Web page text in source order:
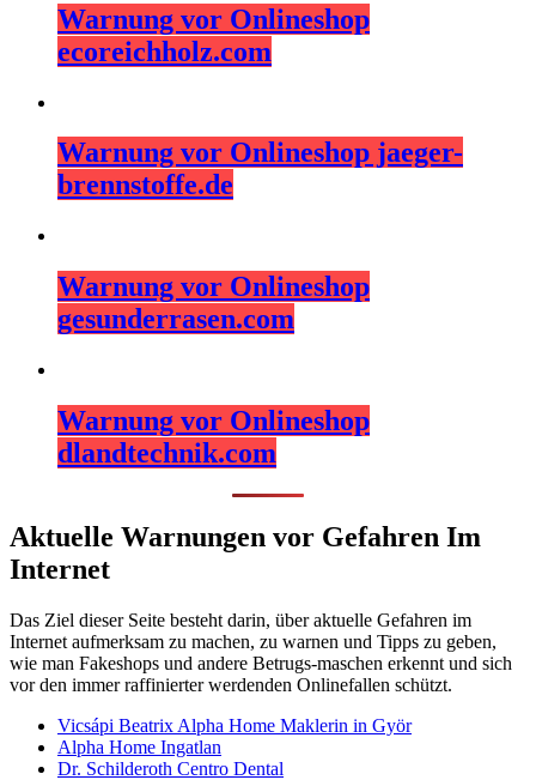
Warnung vor Onlineshop
ecoreichholz.com
Warnung vor Onlineshop jaeger-
brennstoffe.de
Warnung vor Onlineshop
gesunderrasen.com
Warnung vor Onlineshop
dlandtechnik.com
Aktuelle Warnungen vor Gefahren Im
Internet
Das Ziel dieser Seite besteht darin, über aktuelle Gefahren im
Internet aufmerksam zu machen, zu warnen und Tipps zu geben,
wie man Fakeshops und andere Betrugs-maschen erkennt und sich
vor den immer raffinierter werdenden Onlinefallen schützt.
Vicsápi Beatrix Alpha Home Maklerin in Györ
Alpha Home Ingatlan
Dr. Schilderoth Centro Dental